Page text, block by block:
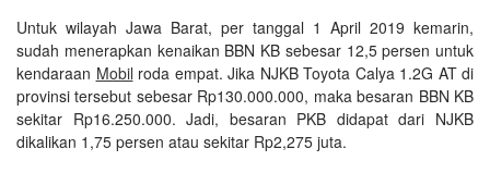
Untuk wilayah Jawa Barat, per tanggal 1 April 2019 kemarin,
sudah menerapkan kenaikan BBN KB sebesar 12,5 persen untuk
kendaraan Mobil roda empat. Jika NJKB Toyota Calya 1.2G AT di
provinsi tersebut sebesar Rp130.000.000, maka besaran BBN KB
sekitar Rp16.250.000. Jadi, besaran PKB didapat dari NJKB
dikalikan 1,75 persen atau sekitar Rp2,275 juta.